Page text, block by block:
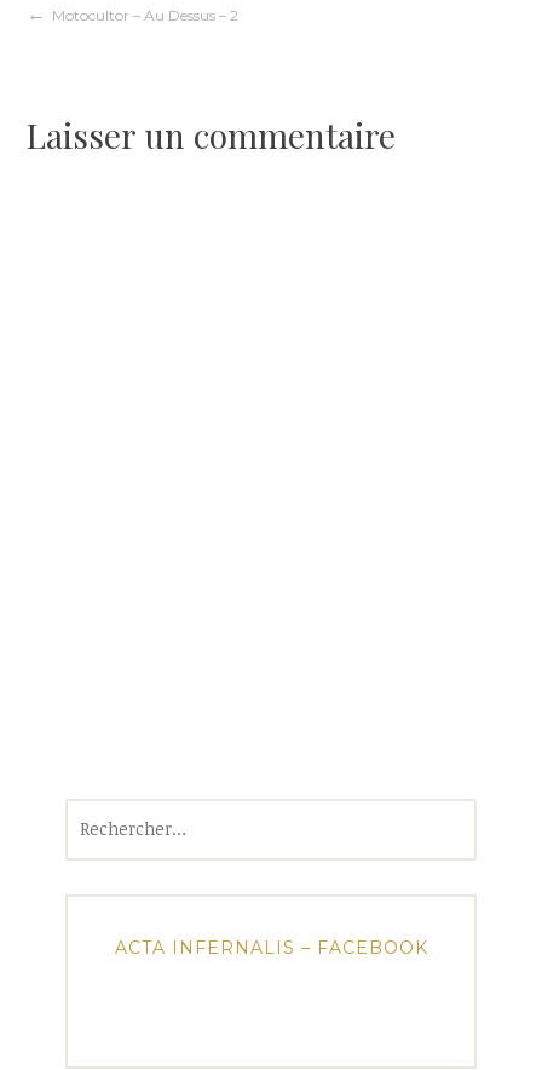
Navigation
l’article
Motocultor – Au Dessus – 2
Laisser un commentaire
ACTA INFERNALIS – FACEBOOK